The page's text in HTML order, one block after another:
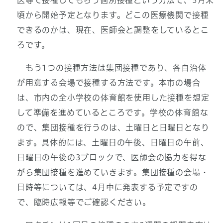
頃から開始予定となります。どこの医療機関で接種
できるのかは、現在、医師会と調整をしているとこ
ろです。
もう1つの接種方法は集団接種であり、各自治体
が用意する会場で接種する方法です。本市の場合
は、市内の全小学校の体育館を使用した接種を想定
して準備を進めているところです。学校の体育館な
ので、集団接種を行うのは、土曜日と日曜日となり
ます。具体的には、土曜日の午後、日曜日の午前、
日曜日の午後の3ブロックで、医師会の協力を得な
がら集団接種を進めていきます。集団接種の会場・
日時等については、4月中に発表する予定ですの
で、臨時広報等でご確認ください。